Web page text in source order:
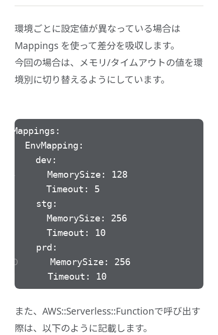
環境ごとに設定値が異なっている場合は
Mappings を使って差分を吸収します。
今回の場合は、メモリ/タイムアウトの値を環
境別に切り替えるようにしています。
Mappings:
EnvMapping:
dev:
MemorySize: 128
Timeout: 5
stg:
MemorySize: 256
Timeout: 10
prd:
MemorySize: 256
Timeout: 10
また、AWS::Serverless::Functionで呼び出す
際は、以下のように記載します。